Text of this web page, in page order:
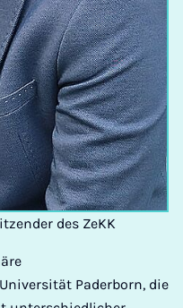
des ZeKK
Paderborn, die